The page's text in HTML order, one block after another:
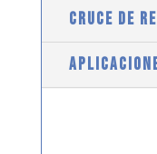
CRUCE DE